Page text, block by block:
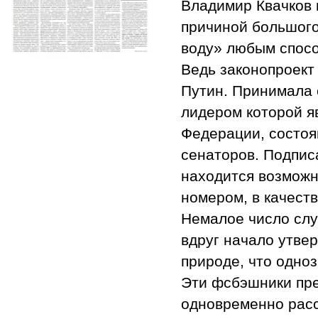
Владимир
причиной
воду» любым
Ведь
Путин. Принимала
лидером которой
Федерации,
сенаторов.
находится
номером, в
Немалое число
вдруг начало
природе, что
Эти фсбэшники
одновременно